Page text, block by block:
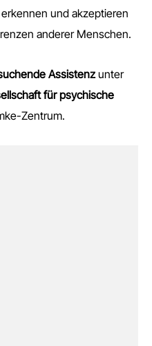
und akzeptieren
anderer Menschen.
Assistenzunter
für psychische
Zentrum.